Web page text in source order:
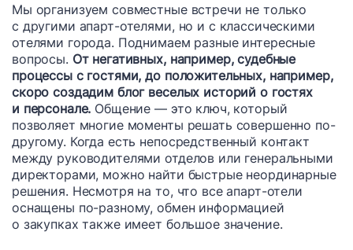
Мы организуем совместные встречи не только
с другими апарт-отелями, но и с классическими
отелями города. Поднимаем разные интересные
вопросы. От негативных, например, судебные
процессы с гостями, до положительных, например,
скоро создадим блог веселых историй о гостях
и персонале. Общение — это ключ, который
позволяет многие моменты решать совершенно по-
другому. Когда есть непосредственный контакт
между руководителями отделов или генеральными
директорами, можно найти быстрые неординарные
решения. Несмотря на то, что все апарт-отели
оснащены по-разному, обмен информацией
о закупках также имеет большое значение.